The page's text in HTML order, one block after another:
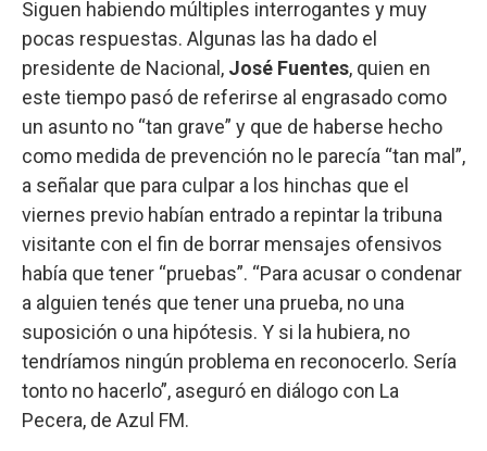
Siguen habiendo múltiples interrogantes y muy
pocas respuestas. Algunas las ha dado el
presidente de Nacional, José Fuentes, quien en
este tiempo pasó de referirse al engrasado como
un asunto no “tan grave” y que de haberse hecho
como medida de prevención no le parecía “tan mal”,
a señalar que para culpar a los hinchas que el
viernes previo habían entrado a repintar la tribuna
visitante con el fin de borrar mensajes ofensivos
había que tener “pruebas”. “Para acusar o condenar
a alguien tenés que tener una prueba, no una
suposición o una hipótesis. Y si la hubiera, no
tendríamos ningún problema en reconocerlo. Sería
tonto no hacerlo”, aseguró en diálogo con La
Pecera, de Azul FM.